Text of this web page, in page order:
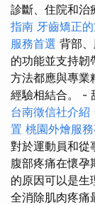
診斷、住院和治
指南 牙齒矯正
服務首選 背部
的功能並支持韌
方法都應與專業
經驗相結合。 -
台南徵信社介紹
置 桃園外燴服
對於運動員和從
腹部疼痛在懷孕
的原因可以是生
全消除肌肉疼痛